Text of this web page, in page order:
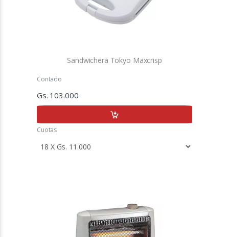
Sandwichera Tokyo Maxcrisp
Contado
Gs. 103.000
Cuotas